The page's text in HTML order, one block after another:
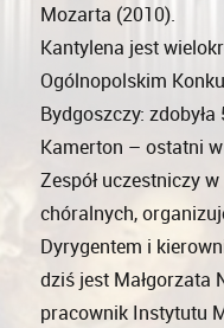
Mozarta (2010).
Kantylena jest
Ogólnopolskim
Bydgoszczy:
Kamerton – ostatni
Zespół uczestniczy
chóralnych,
Dyrygentem i
dziś jest Małgorzata
pracownik Instytutu